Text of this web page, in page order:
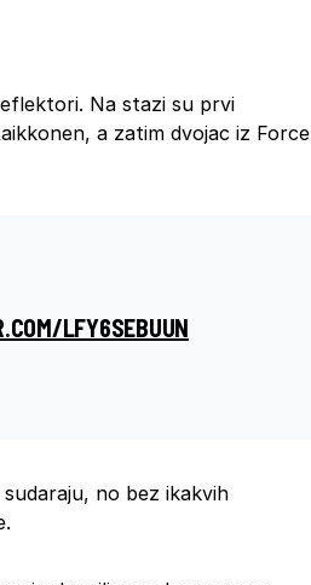
Na stazi su prvi
a zatim dvojac iz Force
LFY6SEBUUN
no bez ikakvih